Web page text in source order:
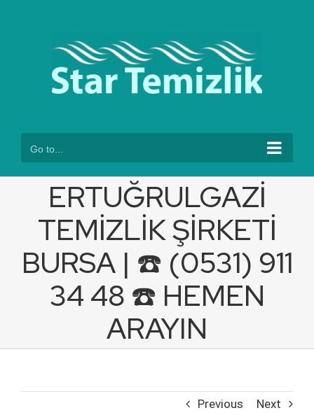
Go to...
ERTUĞRULGAZİ
TEMİZLİK ŞİRKETİ
BURSA | ☎️ (0531) 911
34 48 ☎️ HEMEN
ARAYIN
Previous Next